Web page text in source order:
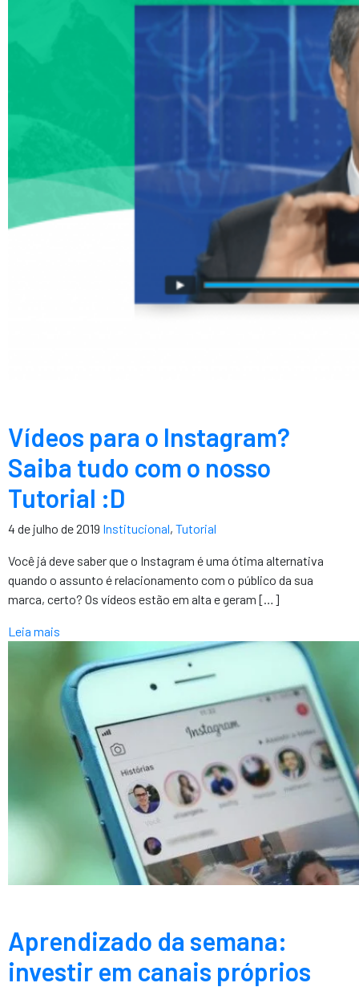
Vídeos para o Instagram?
Saiba tudo com o nosso
Tutorial :D
4 de julho de 2019 Institucional, Tutorial
Você já deve saber que o Instagram é uma ótima alternativa
quando o assunto é relacionamento com o público da sua
marca, certo? Os vídeos estão em alta e geram […]
Leia mais
Aprendizado da semana:
investir em canais próprios